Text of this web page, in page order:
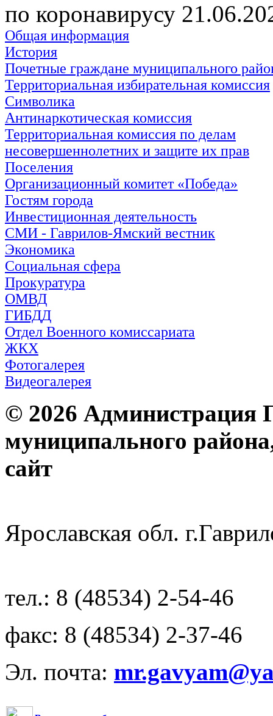
по коронавирусу
Общая информация
История
Почетные граждане муниципального
Территориальная избирательная комиссия
Символика
Антинаркотическая комиссия
Территориальная комиссия по делам
несовершеннолетних и защите их прав
Поселения
Организационный комитет «Победа»
Гостям города
Инвестиционная деятельность
СМИ - Гаврилов-Ямский вестник
Экономика
Социальная сфера
Прокуратура
ОМВД
ГИБДД
Отдел Военного комиссариата
ЖКХ
Фотогалерея
Видеогалерея
© 2026 Администрация
муниципального
Ярославская обл.
тел.: 8 (48534) 2-54-46
факс: 8 (48534) 2-37-46
Эл. почта: